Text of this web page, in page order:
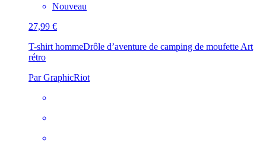
Nouveau
27,99 €
T-shirt hommeDrôle d’aventure de camping de moufette Art
rétro
Par GraphicRiot